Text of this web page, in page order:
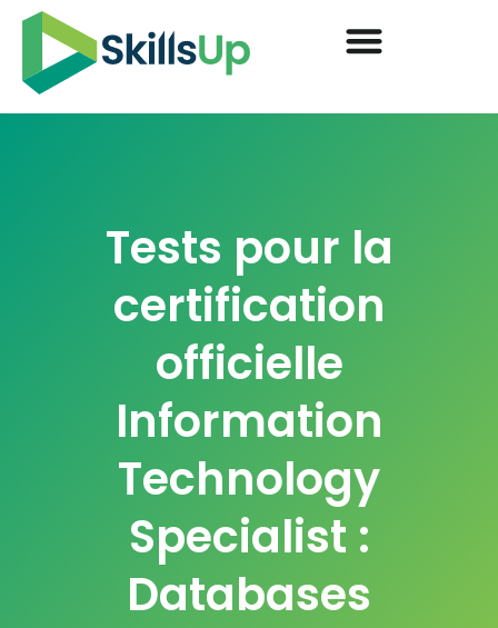
Tests pour la
certification
officielle
Information
Technology
Specialist :
Databases